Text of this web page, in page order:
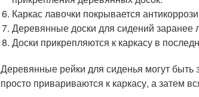
Каркас лавочки покрывается
Деревянные доски для сидений
Доски прикрепляются к каркасу в
Деревянные рейки для сиденья могут
просто привариваются к каркасу, а затем